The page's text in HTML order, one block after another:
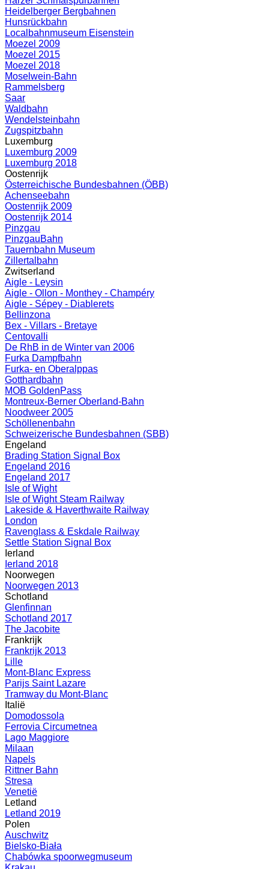
Heidelberger Bergbahnen
Hunsrückbahn
Localbahnmuseum Eisenstein
Moezel 2009
Moezel 2015
Moezel 2018
Moselwein-Bahn
Rammelsberg
Saar
Waldbahn
Wendelsteinbahn
Zugspitzbahn
Luxemburg
Luxemburg 2009
Luxemburg 2018
Oostenrijk
Österreichische Bundesbahnen (ÖBB)
Achenseebahn
Oostenrijk 2009
Oostenrijk 2014
Pinzgau
PinzgauBahn
Tauernbahn Museum
Zillertalbahn
Zwitserland
Aigle - Leysin
Aigle - Ollon - Monthey - Champéry
Aigle - Sépey - Diablerets
Bellinzona
Bex - Villars - Bretaye
Centovalli
De RhB in de Winter van 2006
Furka Dampfbahn
Furka- en Oberalppas
Gotthardbahn
MOB GoldenPass
Montreux-Berner Oberland-Bahn
Noodweer 2005
Schöllenenbahn
Schweizerische Bundesbahnen (SBB)
Engeland
Brading Station Signal Box
Engeland 2016
Engeland 2017
Isle of Wight
Isle of Wight Steam Railway
Lakeside & Haverthwaite Railway
London
Ravenglass & Eskdale Railway
Settle Station Signal Box
Ierland
Ierland 2018
Noorwegen
Noorwegen 2013
Schotland
Glenfinnan
Schotland 2017
The Jacobite
Frankrijk
Frankrijk 2013
Lille
Mont-Blanc Express
Parijs Saint Lazare
Tramway du Mont-Blanc
Italië
Domodossola
Ferrovia Circumetnea
Lago Maggiore
Milaan
Napels
Rittner Bahn
Stresa
Venetië
Letland
Letland 2019
Polen
Auschwitz
Bielsko-Biała
Chabówka spoorwegmuseum